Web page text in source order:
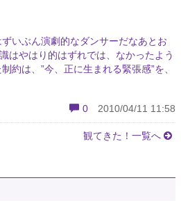
いぶん演劇的なダンサーだなあとお
はやはり的はずれでは、なかったよう
約は、”今、正に生まれる緊張感”を、
0 2010/04/11 11:58
観てきた！一覧へ